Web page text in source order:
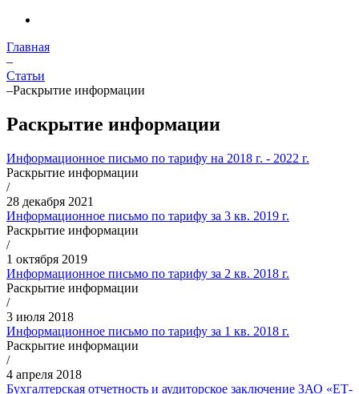
Главная
–
Статьи
–Раскрытие информации
Раскрытие информации
Информационное письмо по тарифу на 2018 г. - 2022 г.
Раскрытие информации
/
28 декабря 2021
Информационное письмо по тарифу за 3 кв. 2019 г.
Раскрытие информации
/
1 октября 2019
Информационное письмо по тарифу за 2 кв. 2018 г.
Раскрытие информации
/
3 июля 2018
Информационное письмо по тарифу за 1 кв. 2018 г.
Раскрытие информации
/
4 апреля 2018
Бухгалтерская отчетность и аудиторское заключение ЗАО «ЕТ-